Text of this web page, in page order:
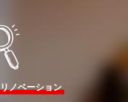
ノベーション